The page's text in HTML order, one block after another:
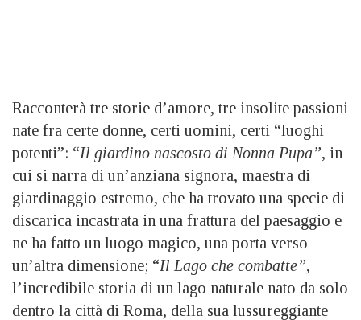
Racconterà tre storie d’amore, tre insolite passioni
nate fra certe donne, certi uomini, certi “luoghi
potenti”: “Il giardino nascosto di Nonna Pupa”, in
cui si narra di un’anziana signora, maestra di
giardinaggio estremo, che ha trovato una specie di
discarica incastrata in una frattura del paesaggio e
ne ha fatto un luogo magico, una porta verso
un’altra dimensione; “Il Lago che combatte”,
l’incredibile storia di un lago naturale nato da solo
dentro la città di Roma, della sua lussureggiante